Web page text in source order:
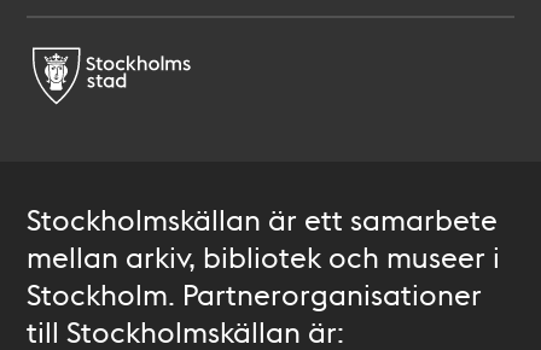
Stockholmskällan är ett samarbete
mellan arkiv, bibliotek och museer i
Stockholm. Partnerorganisationer
till Stockholmskällan är: